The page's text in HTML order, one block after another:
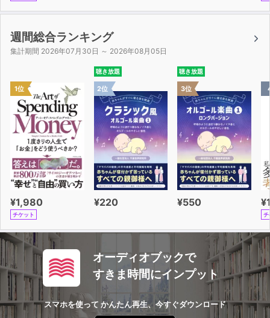
週間総合ランキング
集計期間 2026年07月30日 ～ 2026年08月05日
1位
¥1,980
チケット
聴き放題
2位
¥220
聴き放題
3位
¥550
チ
オーディオブックで
すきま時間にインプット
スマホを使って かんたん再生、今すぐダウンロード